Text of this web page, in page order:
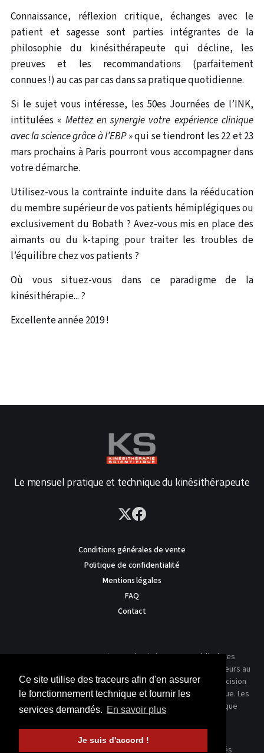
Ce site utilise des traceurs afin d'en assurer
le fonctionnement technique et fournir les
services demandés. En savoir plus
Je suis d'accord !
Connaissance, réflexion critique, échanges avec le
patient et sagesse sont parties intégrantes de la
philosophie du kinésithérapeute qui décline, les
preuves et les recommandations (parfaitement
connues !) au cas par cas dans sa pratique quotidienne.
Si le sujet vous intéresse, les 50es Journées de l’INK,
intitulées « Mettez en synergie votre expérience clinique
avec la science grâce à l’EBP» qui se tiendront les 22 et 23
mars prochains à Paris pourront vous accompagner dans
votre démarche.
Utilisez-vous la contrainte induite dans la rééducation
du membre supérieur de vos patients hémiplégiques ou
exclusivement du Bobath ? Avez-vous mis en place des
aimants ou du k-taping pour traiter les troubles de
l’équilibre chez vos patients ?
Où vous situez-vous dans ce paradigme de la
kinésithérapie... ?
Excellente année 2019 !
Le mensuel pratique et technique du kinésithérapeute
Conditions générales de vente
Politique de confidentialité
Mentions légales
FAQ
Contact
AVERTISSEMENT : Ce site est destiné au corps médical. Les
traitements présentés ne reflètent que l'expérience des auteurs au
moment où leur article a été publié dans notre journal. La décision
thérapeutique ne peut se prendre qu'après un examen clinique. Les
techniques publiées ici ne sauraient justifier une quelconque
© 2026 Kinésithérapie Scientifique - Tous droits réservés